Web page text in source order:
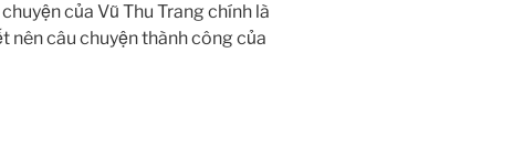
của Vũ Thu Trang chính là
nên câu chuyện thành công của